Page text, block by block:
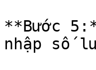
**Bước
nhập số